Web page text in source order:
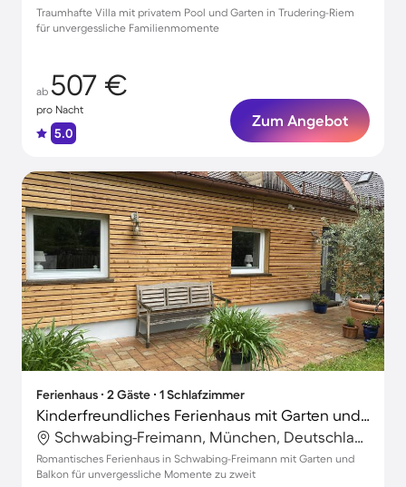
Traumhafte Villa mit privatem Pool und Garten in Trudering-Riem
für unvergessliche Familienmomente
ab 507 €
pro Nacht
5.0
Zum Angebot
Ferienhaus ∙ 2 Gäste ∙ 1 Schlafzimmer
Kinderfreundliches Ferienhaus mit Garten und Terrasse | Naturblick
Schwabing-Freimann, München, Deutschland
Romantisches Ferienhaus in Schwabing-Freimann mit Garten und
Balkon für unvergessliche Momente zu zweit